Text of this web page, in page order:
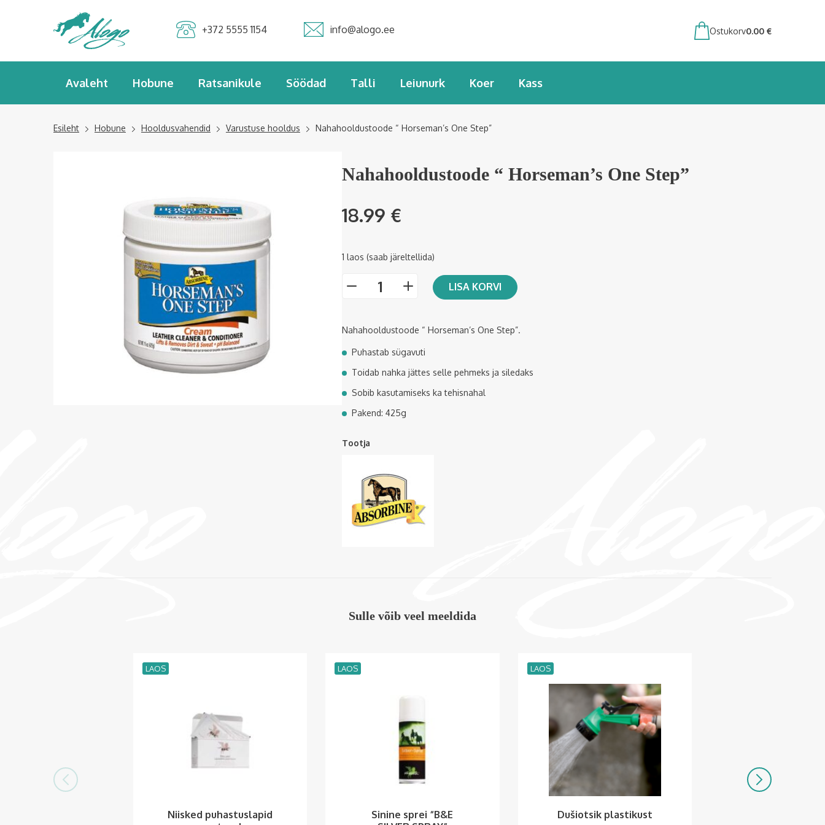
Alogo Hobu ja
ratsavarustus
+372 5555 1154 info@alogo.ee Ostukorv0.00 €
Avaleht Hobune Ratsanikule Söödad Talli Leiunurk Koer Kass
Esileht Hobune Hooldusvahendid Varustuse hooldus Nahahooldustoode “ Horseman’s One Step”
Nahahooldustoode “ Horseman’s One Step”
18.99 €
1 laos (saab järeltellida)
- + LISA KORVI
Nahahooldustoode “ Horseman’s One Step”.
Puhastab sügavuti
Toidab nahka jättes selle pehmeks ja siledaks
Sobib kasutamiseks ka tehisnahal
Pakend: 425g
Tootja
Sulle võib veel meeldida
Niisked puhastuslapid
LAOS
Sinine sprei “B&E
LAOS
Dušiotsik plastikust
LAOS